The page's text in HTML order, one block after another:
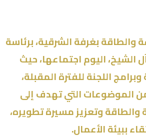
والطاقة بغرفة الشرقية، برئاسة
الشيخ، اليوم اجتماعها، حيث
اللجنة للفترة المقبلة،
الموضوعات التي تهدف إلى
وتعزيز مسيرة تطويره،
ببيئة الأعمال.